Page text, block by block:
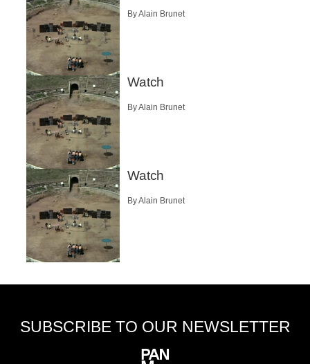
By Alain Brunet
Watch
By Alain Brunet
Watch
By Alain Brunet
SUBSCRIBE TO OUR NEWSLETTER